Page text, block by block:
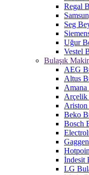
Regal
Seg
Uğur
Vestel
Bulaşık
AEG
Altus
Amana
Arçelik
Ariston
Beko
Bosch
İndesit
LG